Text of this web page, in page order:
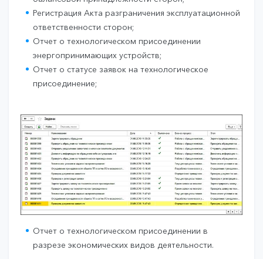
Регистрация Акта разграничения эксплуатационной
ответственности сторон;
Отчет о технологическом присоединении
энергопринимающих устройств;
Отчет о статусе заявок на технологическое
присоединение;
Отчет о технологическом присоединении в
разрезе экономических видов деятельности.